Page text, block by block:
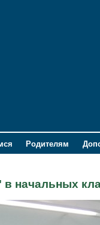
Родителям
начальных